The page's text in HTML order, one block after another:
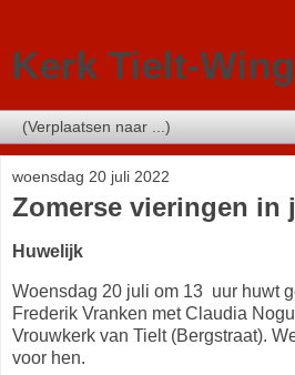
Kerk Tielt-
woensdag 20 juli 2022
Zomerse vieringen in
Huwelijk
Woensdag 20 juli om 13 uur huwt
Frederik Vranken met Claudia
Vrouwkerk van Tielt (Bergstraat).
voor hen.